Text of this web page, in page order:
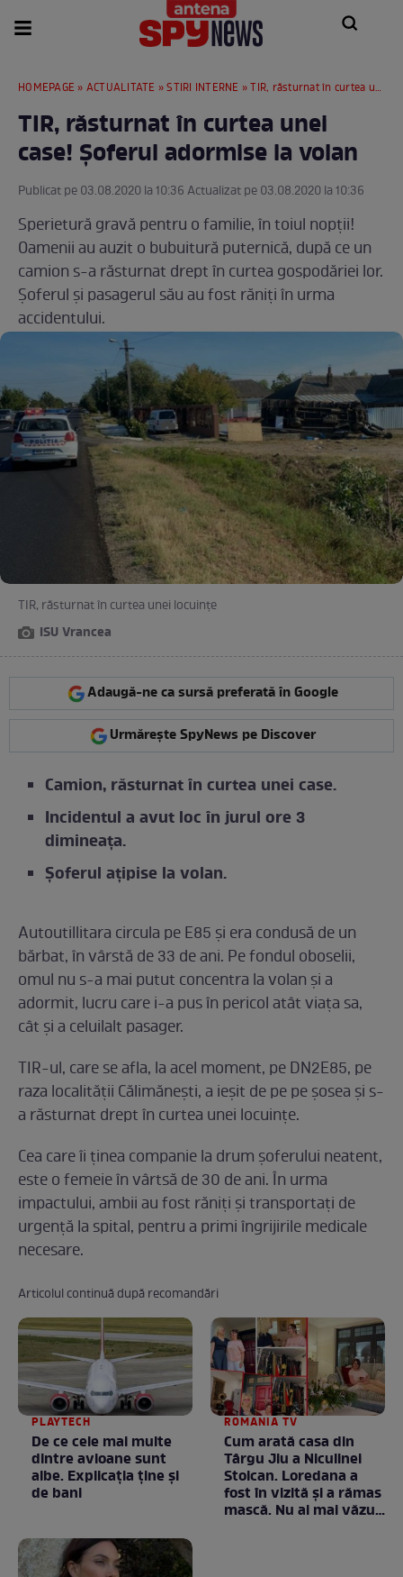
HOMEPAGE » ACTUALITATE »STIRI INTERNE » TIR, răsturnat în curtea unei case! Șoferul adormise la volan
TIR, răsturnat în curtea unei
case! Șoferul adormise la volan
Publicat pe 03.08.2020 la 10:36 Actualizat pe 03.08.2020 la 10:36
Sperietură gravă pentru o familie, în toiul nopții!
Oamenii au auzit o bubuitură puternică, după ce un
camion s-a răsturnat drept în curtea gospodăriei lor.
Șoferul și pasagerul său au fost răniți în urma
accidentului.
TIR, răsturnat în curtea unei locuințe
ISU Vrancea
Adaugă-ne ca sursă preferată în Google
Urmărește SpyNews pe Discover
Camion, răsturnat în curtea unei case.
Incidentul a avut loc în jurul ore 3
dimineața.
Șoferul ațipise la volan.
Autoutillitara circula pe E85 și era condusă de un
bărbat, în vârstă de 33 de ani. Pe fondul oboselii,
omul nu s-a mai putut concentra la volan și a
adormit, lucru care i-a pus în pericol atât viața sa,
cât și a celuilalt pasager.
TIR-ul, care se afla, la acel moment, pe DN2E85, pe
raza localităţii Călimăneşti, a ieșit de pe pe șosea și s-
a răsturnat drept în curtea unei locuințe.
Cea care îi ținea companie la drum șoferului neatent,
este o femeie în vârtsă de 30 de ani. În urma
impactului, ambii au fost răniți și transportați de
urgență la spital, pentru a primi îngrijirile medicale
necesare.
Articolul continuă după recomandări
PLAYTECH
De ce cele mai multe
dintre avioane sunt
albe. Explicația ține și
de bani
ROMANIA TV
Cum arată casa din
Târgu Jiu a Niculinei
Stoican. Loredana a
fost în vizită și a rămas
mască. Nu ai mai văzut